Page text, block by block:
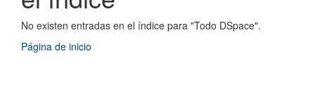
No existen entradas en el índice para "Todo DSpace".
Página de inicio